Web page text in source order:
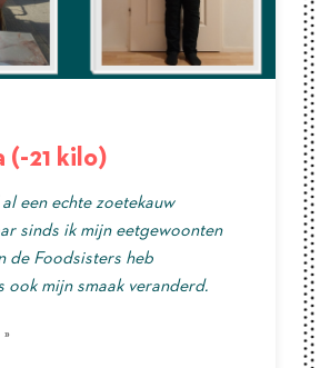
»
»
(-21 kilo)
een echte zoetekauw
sinds ik mijn eetgewoonten
de Foodsisters heb
ook mijn smaak veranderd.
»